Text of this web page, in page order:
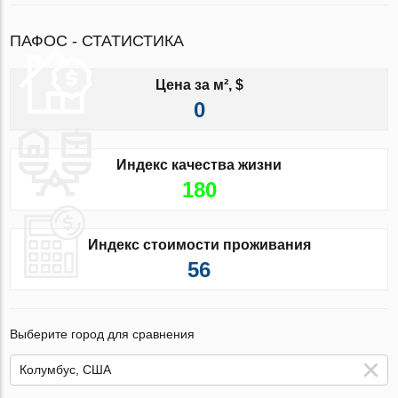
ПАФОС - СТАТИСТИКА
Цена за м², $
0
Индекс качества жизни
180
Индекс стоимости проживания
56
Выберите город для сравнения